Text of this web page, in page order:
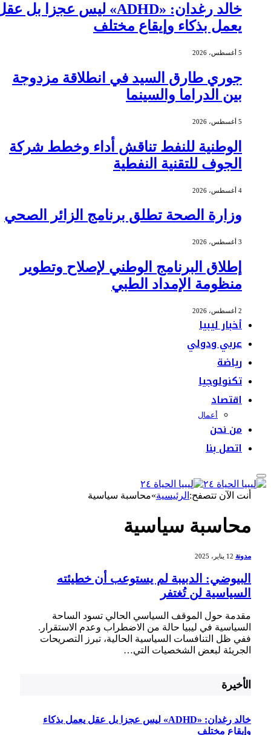
خالد رغدان: «ADHD» ليس عجزا بل عقل
يعمل بذكاء وإيقاع مختلف
جوري طارق السيد في انطلاقة مزدوجة
بين الدراما والسينما
الوطنية للنفط تناقش أداء وخطط شركة
الجوف للتقنية النفطية
وزارة الصحة تطلق برنامج الزائر الصحي
إطلاق البرنامج الوطني لإصلاح وتطوير
منظومة الإمداد الطبي
أخبار ليبيا
عربي ودولي
رياضة
تكنولوجيا
اقتصاد
أعمال
من نحن
اتصل بنا
أنت الآن تتصفح:الرئيسية»محاسبة سياسية
محاسبة سياسية
مدونة 12 يناير، 2025
البيوضي: الدبيبة لم يستوعب أن خطيئته
السياسية لن تُغتفر
مقدمة حول الموقف ⁤السياسي الحالي تسود الساحة
السياسية في ليبيا حالة من الاضطراب وعدم الاستقرار.
ففي ظل التنافسات السياسية الحالية، تبرز التصريحات
الجريئة لبعض الشخصيات التي…
الأخيرة
خالد رغدان: «ADHD» ليس عجزا بل عقل يعمل بذكاء
وإيقاع مختلف